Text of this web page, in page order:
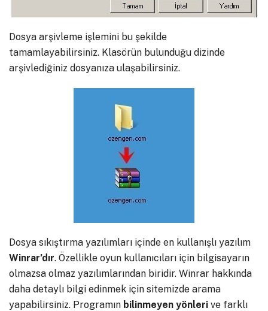
Dosya arşivleme işlemini bu şekilde
tamamlayabilirsiniz. Klasörün bulunduğu dizinde
arşivlediğiniz dosyanıza ulaşabilirsiniz.
Dosya sıkıştırma yazılımları içinde en kullanışlı yazılım
Winrar’dır. Özellikle oyun kullanıcıları için bilgisayarın
olmazsa olmaz yazılımlarından biridir. Winrar hakkında
daha detaylı bilgi edinmek için sitemizde arama
yapabilirsiniz. Programın bilinmeyen yönleri ve farklı